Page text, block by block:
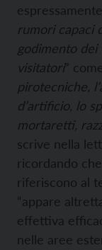
rumori capaci
godimento
visitatori”
pirotecniche,
d’artificio, lo
mortaretti,
scrive nella
ricordando
riferiscono al
“appare
effettiva
nelle aree